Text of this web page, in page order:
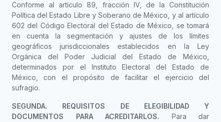
Conforme al artículo 89, fracción IV, de la Constitución
Política del Estado Libre y Soberano de México, y al artículo
602 del Código Electoral del Estado de México, se tomará
en cuenta la segmentación y ajustes de los límites
geográficos jurisdiccionales establecidos en la Ley
Orgánica del Poder Judicial del Estado de México,
determinados por el Instituto Electoral del Estado de
México, con el propósito de facilitar el ejercicio del
sufragio.
SEGUNDA. REQUISITOS DE ELEGIBILIDAD Y
DOCUMENTOS PARA ACREDITARLOS. Para dar